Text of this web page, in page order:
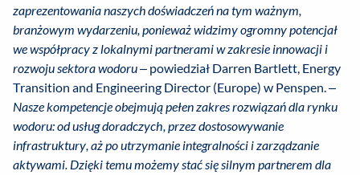
zaprezentowania naszych doświadczeń na tym ważnym,
branżowym wydarzeniu, ponieważ widzimy ogromny potencjał
we współpracy z lokalnymi partnerami w zakresie innowacji i
rozwoju sektora wodoru– powiedział Darren Bartlett, Energy
Transition and Engineering Director (Europe) w Penspen. –
Nasze kompetencje obejmują pełen zakres rozwiązań dla rynku
wodoru: od usług doradczych, przez dostosowywanie
infrastruktury, aż po utrzymanie integralności i zarządzanie
aktywami. Dzięki temu możemy stać się silnym partnerem dla